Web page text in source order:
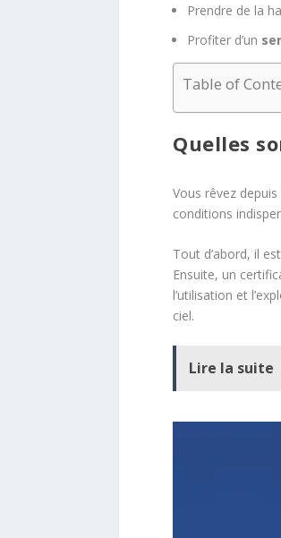
Prendre de la
Profiter d’un
Table of
Quelles
Vous rêvez
conditions
Tout d’abord, il
Ensuite, un
l’utilisation et
ciel.
Lire la suite